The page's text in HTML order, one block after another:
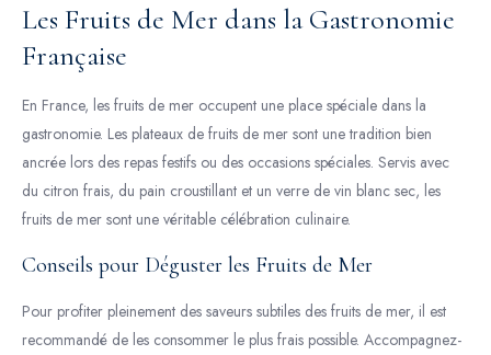
Les Fruits de Mer dans la Gastronomie
Française
En France, les fruits de mer occupent une place spéciale dans la
gastronomie. Les plateaux de fruits de mer sont une tradition bien
ancrée lors des repas festifs ou des occasions spéciales. Servis avec
du citron frais, du pain croustillant et un verre de vin blanc sec, les
fruits de mer sont une véritable célébration culinaire.
Conseils pour Déguster les Fruits de Mer
Pour profiter pleinement des saveurs subtiles des fruits de mer, il est
recommandé de les consommer le plus frais possible. Accompagnez-